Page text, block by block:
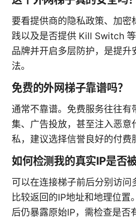
要看提供商的隐私政策、加密
践以及是否提供 Kill Switch
品牌并开启多层防护，是提升
法。
免费的外网梯子靠谱吗？
通常不靠谱。免费服务往往有
集、广告投放，甚至注入恶意
私，建议选择信誉良好的付费
如何检测我的真实IP是否
可以在连接梯子前后分别访问
比较返回的IP地址和地理位置
后仍暴露原始IP，需检查是否